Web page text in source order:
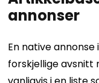
annonser
En native
forskjellige avsnitt